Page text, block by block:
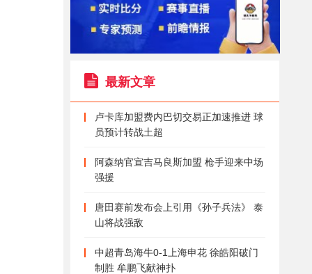
最新文章
卢卡库加盟费内巴切交易正加速推进 球
员预计转战土超
阿森纳官宣吉马良斯加盟 枪手迎来中场
强援
唐田赛前发布会上引用《孙子兵法》 泰
山将战强敌
中超青岛海牛0-1上海申花 徐皓阳破门
制胜 牟鹏飞献神扑